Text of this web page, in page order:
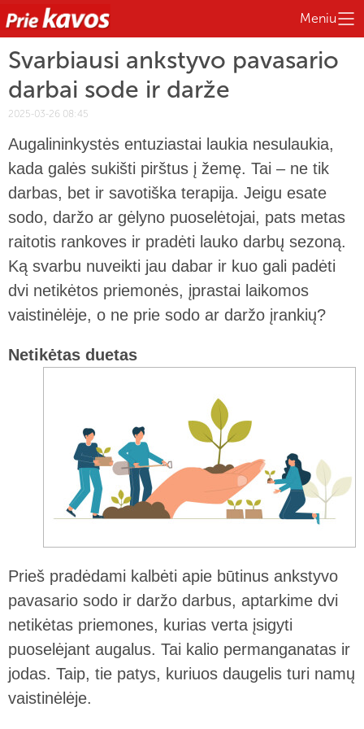
Meniu
Svarbiausi ankstyvo pavasario
darbai sode ir darže
2025-03-26 08:45
Augalininkystės entuziastai laukia nesulaukia,
kada galės sukišti pirštus į žemę. Tai – ne tik
darbas, bet ir savotiška terapija. Jeigu esate
sodo, daržo ar gėlyno puoselėtojai, pats metas
raitotis rankoves ir pradėti lauko darbų sezoną.
Ką svarbu nuveikti jau dabar ir kuo gali padėti
dvi netikėtos priemonės, įprastai laikomos
vaistinėlėje, o ne prie sodo ar daržo įrankių?
Netikėtas duetas
Prieš pradėdami kalbėti apie būtinus ankstyvo
pavasario sodo ir daržo darbus, aptarkime dvi
netikėtas priemones, kurias verta įsigyti
puoselėjant augalus. Tai kalio permanganatas ir
jodas. Taip, tie patys, kuriuos daugelis turi namų
vaistinėlėje.